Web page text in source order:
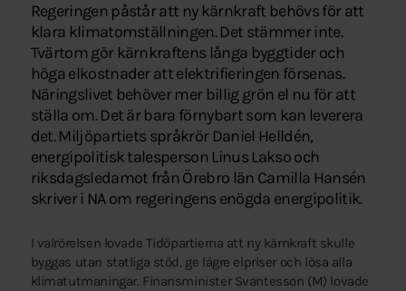
Regeringen påstår att ny kärnkraft behövs för att
klara klimatomställningen. Det stämmer inte.
Tvärtom gör kärnkraftens långa byggtider och
höga elkostnader att elektrifieringen försenas.
Näringslivet behöver mer billig grön el nu för att
ställa om. Det är bara förnybart som kan leverera
det. Miljöpartiets språkrör Daniel Helldén,
energipolitisk talesperson Linus Lakso och
riksdagsledamot från Örebro län Camilla Hansén
skriver i NA om regeringens enögda energipolitik.
I valrörelsen lovade Tidöpartierna att ny kärnkraft skulle
byggas utan statliga stöd, ge lägre elpriser och lösa alla
klimatutmaningar. Finansminister Svantesson (M) lovade